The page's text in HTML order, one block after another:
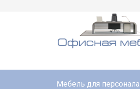
Мебель для персонала